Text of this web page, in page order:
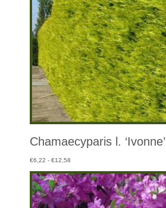
Chamaecyparis l. ‘Ivonne’
€6,22 - €12,58
tot
€12,58